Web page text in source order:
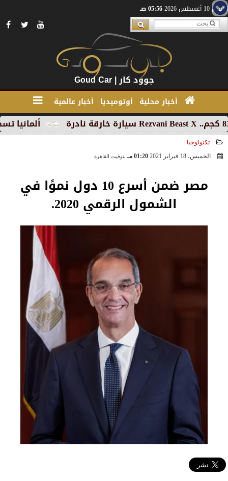
الإثنين 10 أغسطس 2026 05:56 صـ
جوود كار | Goud Car
أخبار محلية أوتوميديا أخبار عالمية
ألمانيا تسجل
تكنولوجيا
الخميس، 18 فبراير 2021
01:20 مـ بتوقيت القاهرة
مصر ضمن أسرع 10 دول نموًا في
الشمول الرقمي 2020.